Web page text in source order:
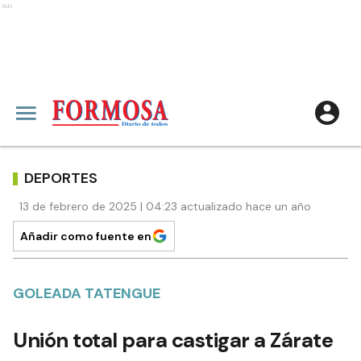
Ads
DEPORTES
13 de febrero de 2025 | 04:23 actualizado hace un año
Añadir como fuente en
GOLEADA TATENGUE
Unión total para castigar a Zárate